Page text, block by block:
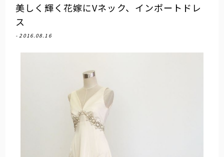
美しく輝く花嫁にVネック、インポートドレ
ス
- 2016.08.16